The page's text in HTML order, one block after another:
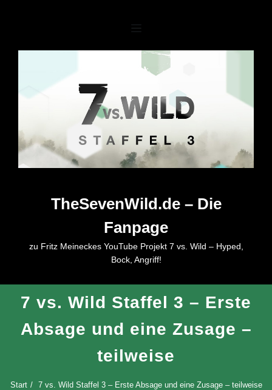
TheSevenWild.de – Die
Fanpage
zu Fritz Meineckes YouTube Projekt 7 vs. Wild – Hyped,
Bock, Angriff!
7 vs. Wild Staffel 3 – Erste
Absage und eine Zusage –
teilweise
Start 7 vs. Wild Staffel 3 – Erste Absage und eine Zusage – teilweise